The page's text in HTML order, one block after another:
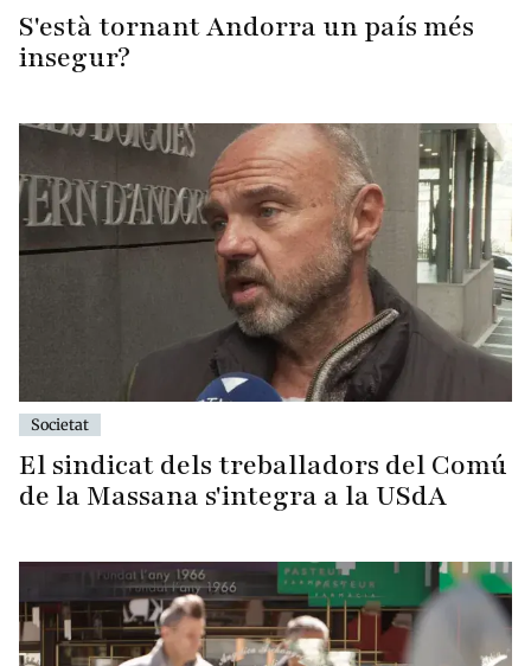
S'està tornant Andorra un país més
insegur?
Societat
El sindicat dels treballadors del Comú
de la Massana s'integra a la USdA